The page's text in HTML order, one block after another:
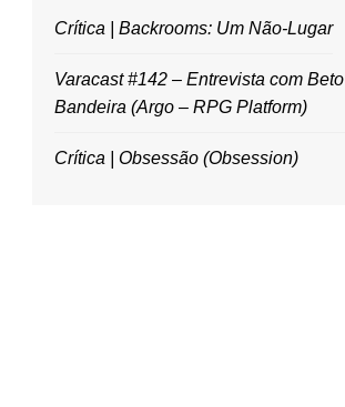
Crítica | Backrooms: Um Não-Lugar
Varacast #142 – Entrevista com Beto
Bandeira (Argo – RPG Platform)
Crítica | Obsessão (Obsession)